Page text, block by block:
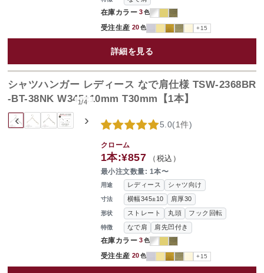
在庫カラー 3色
受注生産 20色 +15
詳細を見る
‹ ›
1/4
シャツハンガー レディース なで肩仕様 TSW-2368BR
-BT-38NK W345±10mm T30mm【1本】
用途 レディース シャツ向け
寸法 横幅345±10 肩厚30
形状 ストレート 丸頭 フック回転
特徴 なで肩 肩先凹付き
在庫カラー 3色
受注生産 20色 +15
5.0(1件)
クローム
1本:¥857 （税込）
最小注文数量: 1本〜